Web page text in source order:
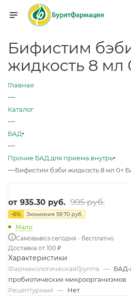
Бифистим
жидкость 8 мл
Главная
—
Каталог
—
БАД
—
Прочие БАД для приема внутрь
—Бифистим бэби жидкость 8 мл 0+
от 935.30 руб. 995 руб.
-6% Экономия 59.70 руб.
Мало
Самовывоз сегодня - бесплатно
Доставка от 100 ₽
Характеристики
ФармакологическаяГруппа — БАД-
пробиотических микроорганизмов
Рецептурный — Нет